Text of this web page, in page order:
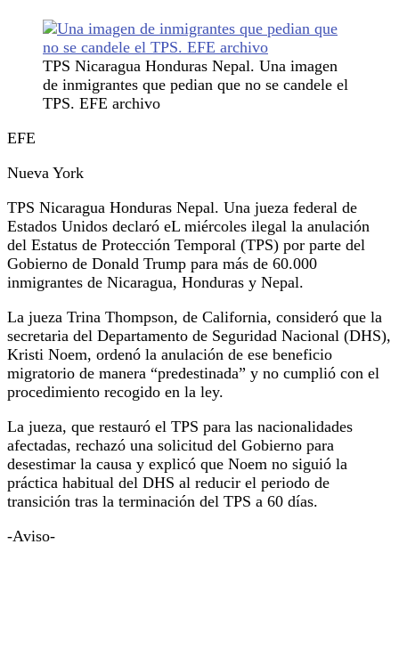
TPS Nicaragua Honduras Nepal. Una imagen
de inmigrantes que pedian que no se candele el
TPS. EFE archivo
EFE
Nueva York
TPS Nicaragua Honduras Nepal. Una jueza federal de
Estados Unidos declaró eL miércoles ilegal la anulación
del Estatus de Protección Temporal (TPS) por parte del
Gobierno de Donald Trump para más de 60.000
inmigrantes de Nicaragua, Honduras y Nepal.
La jueza Trina Thompson, de California, consideró que la
secretaria del Departamento de Seguridad Nacional (DHS),
Kristi Noem, ordenó la anulación de ese beneficio
migratorio de manera “predestinada” y no cumplió con el
procedimiento recogido en la ley.
La jueza, que restauró el TPS para las nacionalidades
afectadas, rechazó una solicitud del Gobierno para
desestimar la causa y explicó que Noem no siguió la
práctica habitual del DHS al reducir el periodo de
transición tras la terminación del TPS a 60 días.
-Aviso-